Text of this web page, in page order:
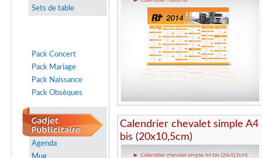
Sets de table
Pack Concert
Pack Mariage
Pack Naissance
Pack Obsèques
Agenda
Calendrier chevalet simple A4
bis (20x10,5cm)